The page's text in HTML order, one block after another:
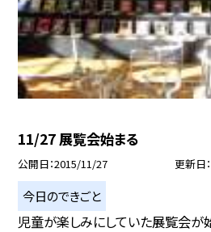
11/27 展覧会始まる
公開日 2015/11/27 更新日
今日のできごと
児童が楽しみにしていた展覧会が